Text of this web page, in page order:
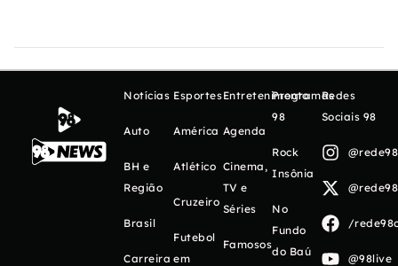
Notícias
Auto
BH e
Região
Brasil
Carreira
Esportes
América
Atlético
Cruzeiro
Futebol
em
Entretenimento
Agenda
Cinema,
TV e
Séries
Famosos
Programas
98
Rock
Insônia
No
Fundo
do Baú
Redes
Sociais 98
/
@98live